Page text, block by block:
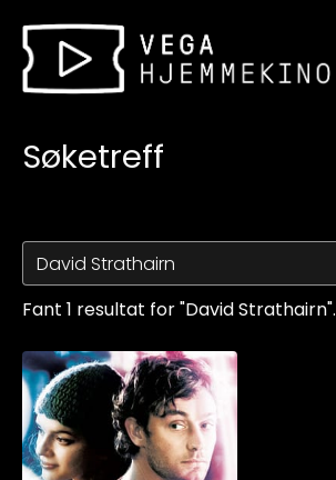
Tilgjengelighetslenker
Søketreff
Fant 1 resultat for "David Strathairn".